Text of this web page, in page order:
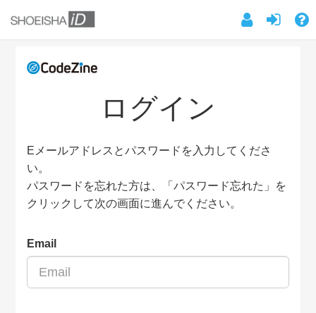
ログイン
Eメールアドレスとパスワードを入力してくださ
い。
パスワードを忘れた方は、「パスワード忘れた」を
クリックして次の画面に進んでください。
Email